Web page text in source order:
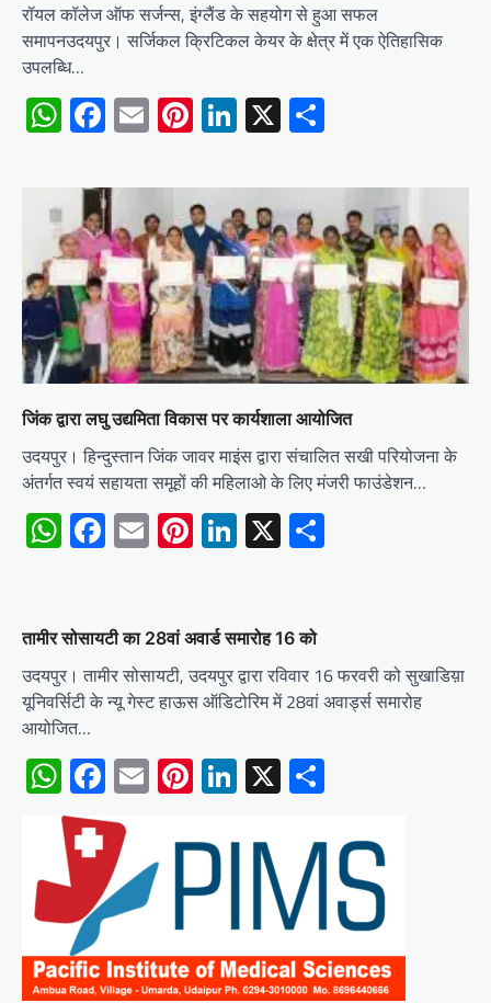
रॉयल कॉलेज ऑफ सर्जन्स, इंग्लैंड के सहयोग से हुआ सफल
समापनउदयपुर। सर्जिकल क्रिटिकल केयर के क्षेत्र में एक ऐतिहासिक
उपलब्धि…
WhatsApp
Facebook
EmailPinterest
LinkedIn
X
जिंक द्वारा लघु उद्यमिता विकास पर कार्यशाला आयोजित
उदयपुर। हिन्दुस्तान जिंक जावर माइंस द्वारा संचालित सखी परियोजना के
अंतर्गत स्वयं सहायता समूहों की महिलाओ के लिए मंजरी फाउंडेशन…
WhatsApp
Facebook
EmailPinterest
LinkedIn
X
तामीर सोसायटी का 28वां अवार्ड समारोह 16 को
उदयपुर। तामीर सोसायटी, उदयपुर द्वारा रविवार 16 फरवरी को सुखाडिय़ा
यूनिवर्सिटी के न्यू गेस्ट हाऊस ऑडिटोरिम में 28वां अवार्ड्स समारोह
आयोजित…
WhatsApp
Facebook
EmailPinterest
LinkedIn
X